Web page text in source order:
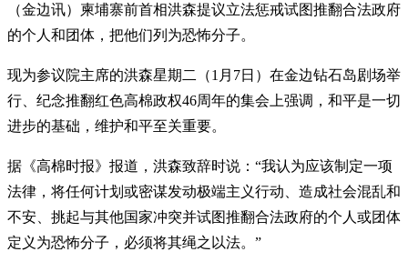
（金边讯）柬埔寨前首相洪森提议立法惩戒试图推翻合法政府
的个人和团体，把他们列为恐怖分子。
现为参议院主席的洪森星期二（1月7日）在金边钻石岛剧场举
行、纪念推翻红色高棉政权46周年的集会上强调，和平是一切
进步的基础，维护和平至关重要。
据《高棉时报》报道，洪森致辞时说：“我认为应该制定一项
法律，将任何计划或密谋发动极端主义行动、造成社会混乱和
不安、挑起与其他国家冲突并试图推翻合法政府的个人或团体
定义为恐怖分子，必须将其绳之以法。”